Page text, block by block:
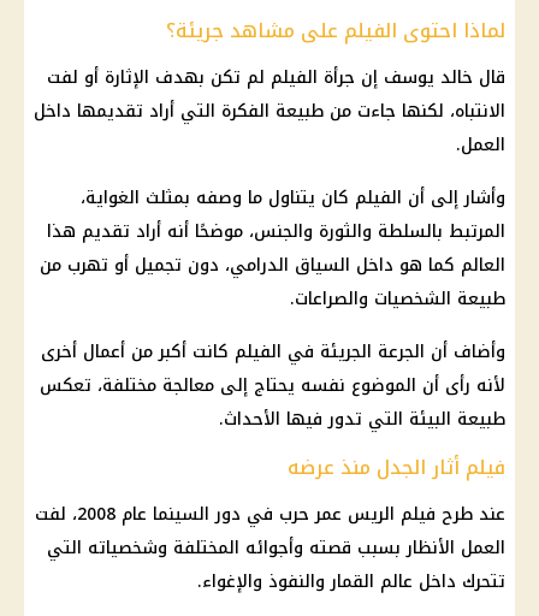
لماذا احتوى الفيلم على مشاهد جريئة؟
قال خالد يوسف إن جرأة الفيلم لم تكن بهدف الإثارة أو لفت
الانتباه، لكنها جاءت من طبيعة الفكرة التي أراد تقديمها داخل
العمل.
وأشار إلى أن الفيلم كان يتناول ما وصفه بمثلث الغواية،
المرتبط بالسلطة والثورة والجنس، موضحًا أنه أراد تقديم هذا
العالم كما هو داخل السياق الدرامي، دون تجميل أو تهرب من
طبيعة الشخصيات والصراعات.
وأضاف أن الجرعة الجريئة في الفيلم كانت أكبر من أعمال أخرى
لأنه رأى أن الموضوع نفسه يحتاج إلى معالجة مختلفة، تعكس
طبيعة البيئة التي تدور فيها الأحداث.
فيلم أثار الجدل منذ عرضه
عند طرح فيلم الريس عمر حرب في دور السينما عام 2008، لفت
العمل الأنظار بسبب قصته وأجوائه المختلفة وشخصياته التي
تتحرك داخل عالم القمار والنفوذ والإغواء.